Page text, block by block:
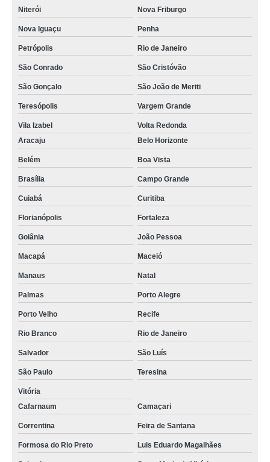
Niterói Nova Friburgo
Nova Iguaçu Penha
Petrópolis Rio de Janeiro
São Conrado São Cristóvão
São Gonçalo São João de Meriti
Teresópolis Vargem Grande
Vila Izabel
Volta Redonda
Aracaju
Belo Horizonte
Belém Boa Vista
Brasília Campo Grande
Cuiabá Curitiba
Florianópolis Fortaleza
Goiânia João Pessoa
Macapá Maceió
Manaus Natal
Palmas Porto Alegre
Porto Velho Recife
Rio Branco Rio de Janeiro
Salvador São Luís
São Paulo Teresina
Vitória
Cafarnaum
Camaçari
Correntina Feira de Santana
Formosa do Rio Preto Luis Eduardo Magalhães